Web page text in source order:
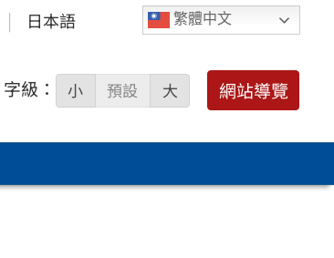
繁體中文
日本語
字級： 小 預設 大 網站導覽